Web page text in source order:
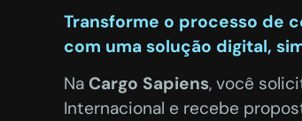
Transforme o processo de
com uma solução digital,
Na Cargo Sapiens, você
Internacional e recebe